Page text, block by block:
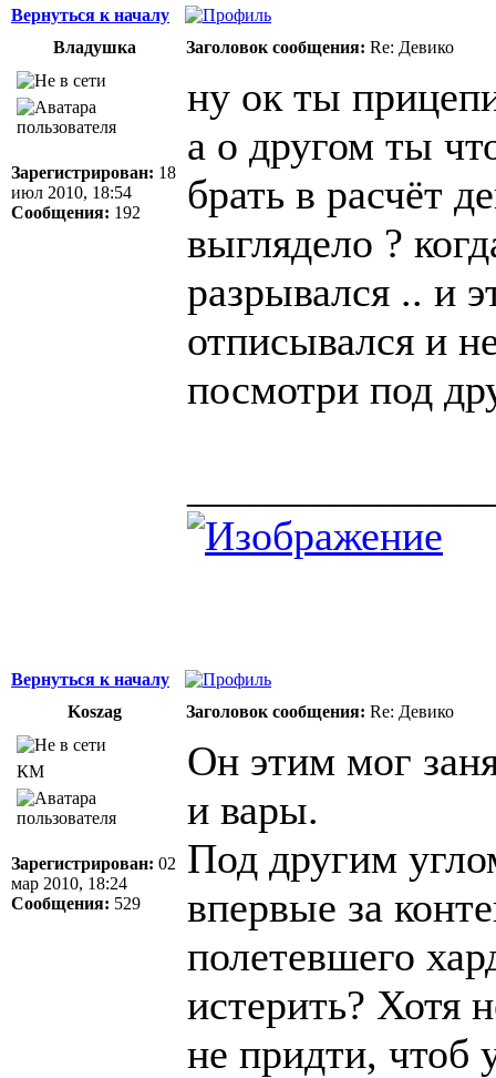
Вернуться к началу
Владушка
Заголовок сообщения: Re: Девико
Зарегистрирован: 18
июл 2010, 18:54
Сообщения: 192
ну ок ты
а о другом ты
брать в расчёт
выглядело ?
разрывался .. и
отписывался и
посмотри под
Вернуться к началу
Koszag
Заголовок сообщения: Re: Девико
КМ
Зарегистрирован: 02
мар 2010, 18:24
Сообщения: 529
Он этим мог
и вары.
Под другим
впервые за
полетевшего
истерить? Хотя
не придти, чтоб